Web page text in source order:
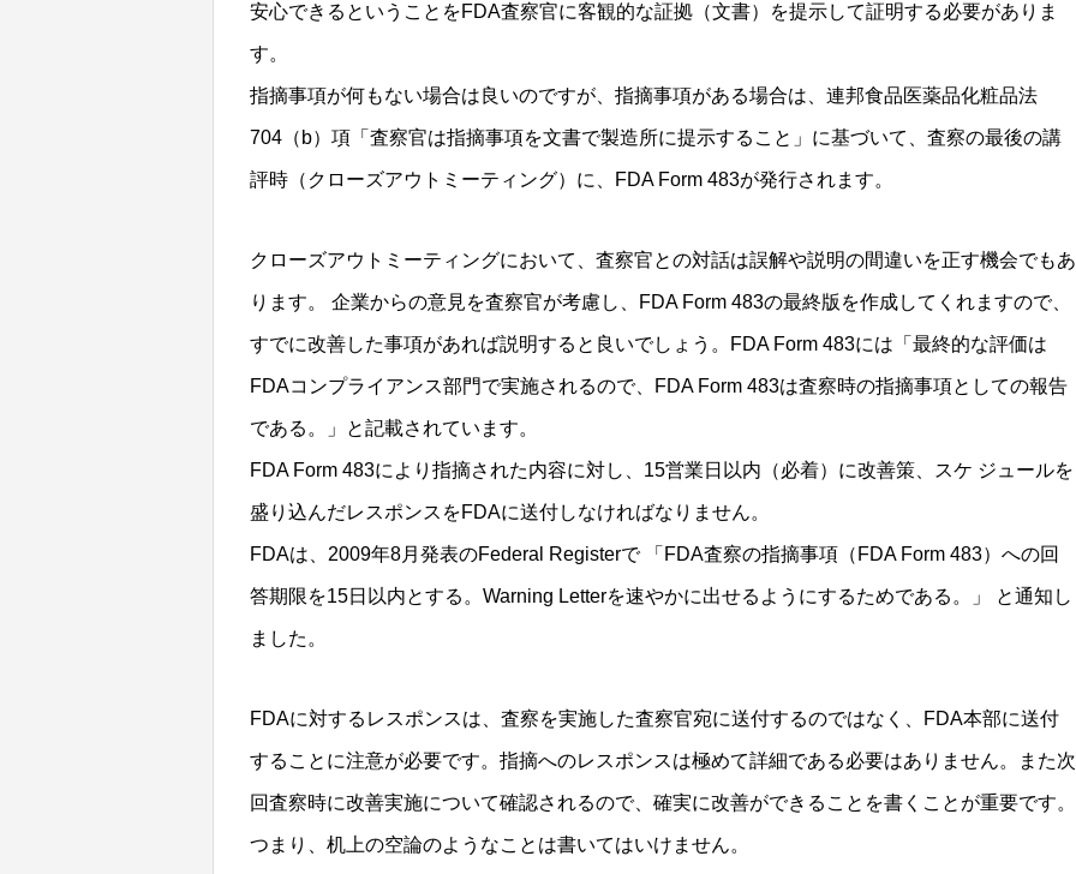
安心できるということをFDA査察官に客観的な証拠（文書）を提示して証明する必要がありま
す。
指摘事項が何もない場合は良いのですが、指摘事項がある場合は、連邦食品医薬品化粧品法
704（b）項「査察官は指摘事項を文書で製造所に提示すること」に基づいて、査察の最後の講
評時（クローズアウトミーティング）に、FDA Form 483が発行されます。
クローズアウトミーティングにおいて、査察官との対話は誤解や説明の間違いを正す機会でもあ
ります。 企業からの意見を査察官が考慮し、FDA Form 483の最終版を作成してくれますので、
すでに改善した事項があれば説明すると良いでしょう。FDA Form 483には「最終的な評価は
FDAコンプライアンス部門で実施されるので、FDA Form 483は査察時の指摘事項としての報告
である。」と記載されています。
FDA Form 483により指摘された内容に対し、15営業日以内（必着）に改善策、スケ ジュールを
盛り込んだレスポンスをFDAに送付しなければなりません。
FDAは、2009年8月発表のFederal Registerで 「FDA査察の指摘事項（FDA Form 483）への回
答期限を15日以内とする。Warning Letterを速やかに出せるようにするためである。」 と通知し
ました。
FDAに対するレスポンスは、査察を実施した査察官宛に送付するのではなく、FDA本部に送付
することに注意が必要です。指摘へのレスポンスは極めて詳細である必要はありません。また次
回査察時に改善実施について確認されるので、確実に改善ができることを書くことが重要です。
つまり、机上の空論のようなことは書いてはいけません。